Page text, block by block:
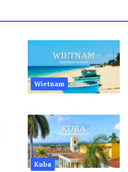
Wietnam
Kuba